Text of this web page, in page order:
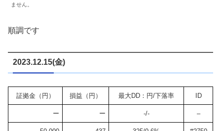
ません。
順調です
2023.12.15(金)
証拠金（円） 損益（円） 最大DD：円/下落率 ID
ー ー -/- –